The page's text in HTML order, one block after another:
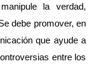
la verdad,
debe promover, en
que ayude a
entre los